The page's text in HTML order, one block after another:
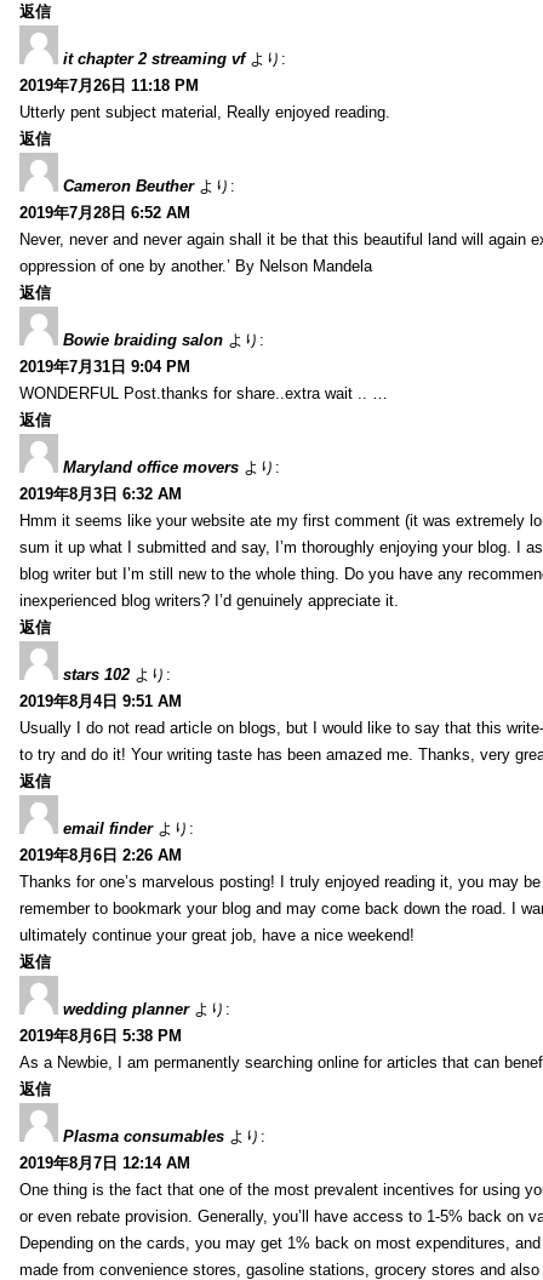
返信
it chapter 2 streaming vf より:
2019年7月26日 11:18 PM
Utterly pent subject material, Really enjoyed reading.
返信
Cameron Beuther より:
2019年7月28日 6:52 AM
Never, never and never again shall it be that this beautiful land will again
oppression of one by another.’ By Nelson Mandela
返信
Bowie braiding salon より:
2019年7月31日 9:04 PM
WONDERFUL Post.thanks for share..extra wait .. …
返信
Maryland office movers より:
2019年8月3日 6:32 AM
Hmm it seems like your website ate my first comment (it was extremely
sum it up what I submitted and say, I’m thoroughly enjoying your blog. I
blog writer but I’m still new to the whole thing. Do you have any
inexperienced blog writers? I’d genuinely appreciate it.
返信
stars 102 より:
2019年8月4日 9:51 AM
Usually I do not read article on blogs, but I would like to say that this
to try and do it! Your writing taste has been amazed me. Thanks, very
返信
email finder より:
2019年8月6日 2:26 AM
Thanks for one’s marvelous posting! I truly enjoyed reading it, you may
remember to bookmark your blog and may come back down the road. I
ultimately continue your great job, have a nice weekend!
返信
wedding planner より:
2019年8月6日 5:38 PM
As a Newbie, I am permanently searching online for articles that can
返信
Plasma consumables より:
2019年8月7日 12:14 AM
One thing is the fact that one of the most prevalent incentives for using
or even rebate provision. Generally, you’ll have access to 1-5% back on
Depending on the cards, you may get 1% back on most expenditures,
made from convenience stores, gasoline stations, grocery stores and also